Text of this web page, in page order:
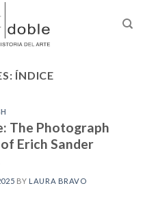
ÍNDICE
The Photograph
Erich Sander
BY LAURA BRAVO